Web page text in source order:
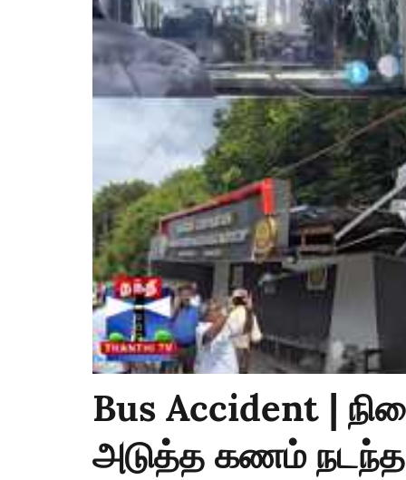
Bus Accident |
அடுத்த கணம் நடந்த